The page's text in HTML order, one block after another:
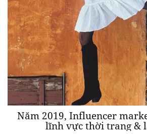
Năm 2019, Influencer
lĩnh vực thời trang &